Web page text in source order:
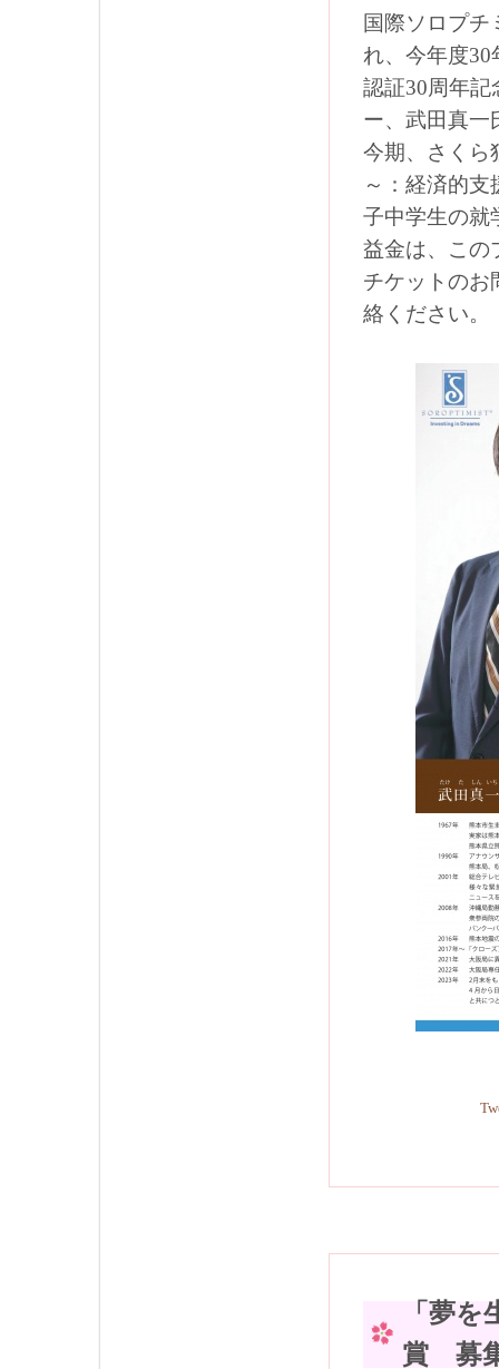
国際ソロプチ
れ、今年度30
認証30周年
ー、武田真一
今期、さくら
～：経済的
子中学生の就
益金は、この
チケットのお
絡ください。
「夢
賞 募